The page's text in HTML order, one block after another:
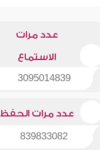
عدد مرات
الاستماع
3095014839
عدد مرات الحفظ
839833082